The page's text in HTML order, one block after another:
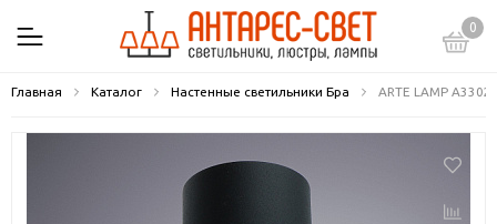
0
Главная Каталог Настенные светильники Бра ARTE LAMP